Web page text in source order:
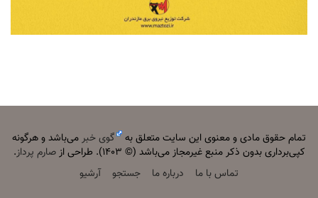
تمام حقوق مادی و معنوی این سایت متعلق به گوی خبرمی‌باشد و هرگونه
کپی‌برداری بدون ذکر منبع غیرمجاز می‌باشد (© ۱۴۰۳). طراحی از
صارم پرداز.
تماس با ما
درباره ما جستجو آرشیو